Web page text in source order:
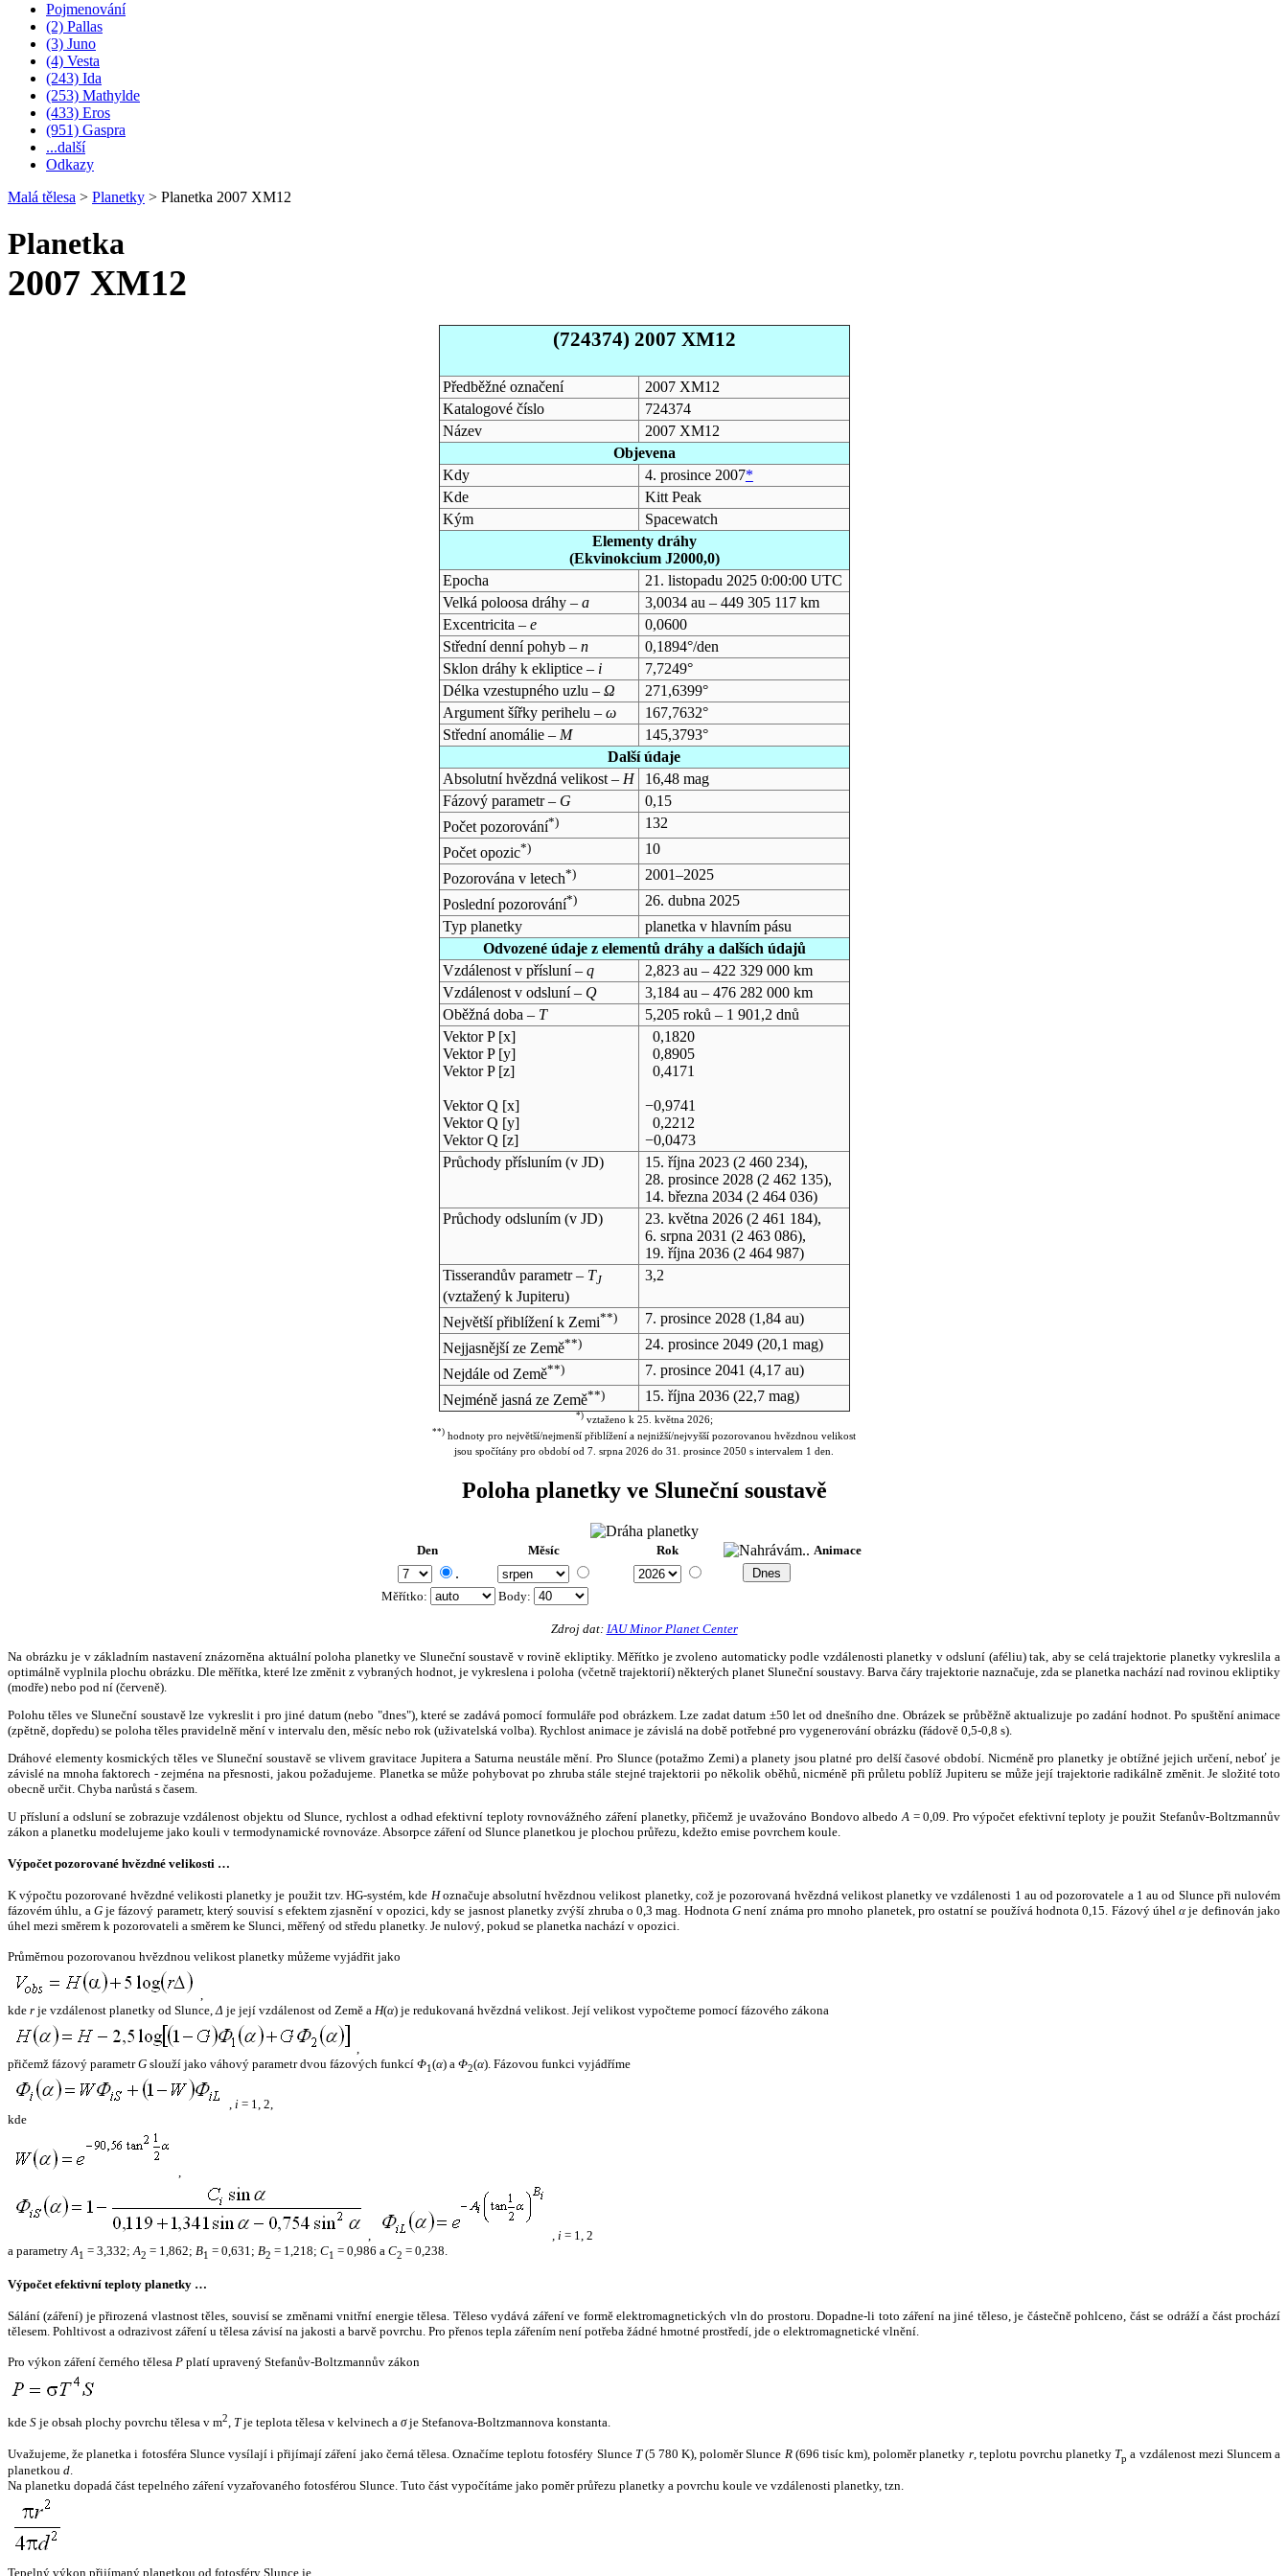
Pojmenování
(2) Pallas
(3) Juno
(4) Vesta
(243) Ida
(253) Mathylde
(433) Eros
(951) Gaspra
...další
Odkazy
Malá tělesa > Planetky > Planetka 2007 XM12
Planetka
2007 XM12
(724374) 2007 XM12
Předběžné označení
2007 XM12
Katalogové číslo
724374
Název
2007 XM12
Objevena
Kdy
4. prosince 2007*
Kde
Kitt Peak
Kým
Spacewatch
Elementy dráhy
(Ekvinokcium J2000,0)
Epocha
21. listopadu 2025 0:00:00 UTC
Velká poloosa dráhy – a
3,0034 au – 449 305 117 km
Excentricita – e
0,0600
Střední denní pohyb – n
0,1894°/den
Sklon dráhy k ekliptice – i
7,7249°
Délka vzestupného uzlu – Ω
271,6399°
Argument šířky perihelu – ω
167,7632°
Střední anomálie – M
145,3793°
Další údaje
Absolutní hvězdná velikost – H
16,48 mag
Fázový parametr – G
0,15
Počet pozorování*)
132
Počet opozic*)
10
Pozorována v letech*)
2001–2025
Poslední pozorování*)
26. dubna 2025
Typ planetky
planetka v hlavním pásu
Odvozené údaje z elementů dráhy a dalších údajů
Vzdálenost v přísluní – q
2,823 au – 422 329 000 km
Vzdálenost v odsluní – Q
3,184 au – 476 282 000 km
Oběžná doba – T
5,205 roků – 1 901,2 dnů
Vektor P [x]
Vektor P [y]
Vektor P [z]
Vektor Q [x]
Vektor Q [y]
Vektor Q [z]
0,1820
0,8905
0,4171
−0,9741
0,2212
−0,0473
Průchody přísluním (v JD) 15. října 2023(2 460 234),
28. prosince 2028(2 462 135),
14. března 2034(2 464 036)
Průchody odsluním (v JD) 23. května 2026(2 461 184),
6. srpna 2031 (2 463 086),
19. října 2036(2 464 987)
Tisserandův parametr – TJ
(vztažený k Jupiteru)
3,2
Největší přiblížení k Zemi**) 7. prosince 2028(1,84 au)
Nejjasnější ze Země**) 24. prosince 2049(20,1 mag)
Nejdále od Země**) 7. prosince 2041 (4,17 au)
Nejméně jasná ze Země**) 15. října 2036(22,7 mag)
*)vztaženo k 25. května 2026;
**) hodnoty pro největší/nejmenší přiblížení a nejnižší/nejvyšší pozorovanou hvězdnou velikost
jsou spočítány pro období od 7. srpna 2026 do 31. prosince 2050 s intervalem 1 den.
Poloha planetky ve Sluneční soustavě
Den Měsíc Rok Animace
.
Měřítko: Body:
Zdroj dat: IAU Minor Planet Center
Na obrázku je v základním nastavení znázorněna aktuální poloha planetky ve Sluneční soustavě v rovině ekliptiky. Měřítko je zvoleno automaticky podle vzdálenosti planetky v odsluní (aféliu) tak, aby se celá trajektorie planetky vykreslila a
optimálně vyplnila plochu obrázku. Dle měřítka, které lze změnit z vybraných hodnot, je vykreslena i poloha (včetně trajektorií) některých planet Sluneční soustavy. Barva čáry trajektorie naznačuje, zda se planetka nachází nad rovinou ekliptiky
(modře) nebo pod ní (červeně).
Polohu těles ve Sluneční soustavě lze vykreslit i pro jiné datum (nebo "dnes"), které se zadává pomocí formuláře pod obrázkem. Lze zadat datum ±50 let od dnešního dne. Obrázek se průběžně aktualizuje po zadání hodnot. Po spuštění animace
(zpětně, dopředu) se poloha těles pravidelně mění v intervalu den, měsíc nebo rok (uživatelská volba). Rychlost animace je závislá na době potřebné pro vygenerování obrázku (řádově 0,5-0,8 s).
Dráhové elementy kosmických těles ve Sluneční soustavě se vlivem gravitace Jupitera a Saturna neustále mění. Pro Slunce (potažmo Zemi) a planety jsou platné pro delší časové období. Nicméně pro planetky je obtížné jejich určení, neboť je
závislé na mnoha faktorech - zejména na přesnosti, jakou požadujeme. Planetka se může pohybovat po zhruba stále stejné trajektorii po několik oběhů, nicméně při průletu poblíž Jupiteru se může její trajektorie radikálně změnit. Je složité toto
obecně určit. Chyba narůstá s časem.
U přísluní a odsluní se zobrazuje vzdálenost objektu od Slunce, rychlost a odhad efektivní teploty rovnovážného záření planetky, přičemž je uvažováno Bondovo albedo A = 0,09. Pro výpočet efektivní teploty je použit Stefanův-Boltzmannův
zákon a planetku modelujeme jako kouli v termodynamické rovnováze. Absorpce záření od Slunce planetkou je plochou průřezu, kdežto emise povrchem koule.
Výpočet pozorované hvězdné velikosti …
K výpočtu pozorované hvězdné velikosti planetky je použit tzv. HG-systém, kde Hoznačuje absolutní hvězdnou velikost planetky, což je pozorovaná hvězdná velikost planetky ve vzdálenosti 1 au od pozorovatele a 1 au od Slunce při nulovém
fázovém úhlu, a Gje fázový parametr, který souvisí s efektem zjasnění v opozici, kdy se jasnost planetky zvýší zhruba o 0,3 mag. HodnotaG není známa pro mnoho planetek, pro ostatní se používá hodnota 0,15. Fázový úhelα je definován jako
úhel mezi směrem k pozorovateli a směrem ke Slunci, měřený od středu planetky. Je nulový, pokud se planetka nachází v opozici.
Průměrnou pozorovanou hvězdnou velikost planetky můžeme vyjádřit jako
,
kde r je vzdálenost planetky od Slunce,Δ je její vzdálenost od Země a H(α) je redukovaná hvězdná velikost. Její velikost vypočteme pomocí fázového zákona
,
přičemž fázový parametrG slouží jako váhový parametr dvou fázových funkcí Φ1(α) a Φ2(α). Fázovou funkci vyjádříme
, i = 1, 2,
kde
,
, , i = 1, 2
a parametryA1 = 3,332;A2 = 1,862; B1 = 0,631; B2 = 1,218; C1 = 0,986 a C2 = 0,238.
Výpočet efektivní teploty planetky …
Sálání (záření) je přirozená vlastnost těles, souvisí se změnami vnitřní energie tělesa. Těleso vydává záření ve formě elektromagnetických vln do prostoru. Dopadne-li toto záření na jiné těleso, je částečně pohlceno, část se odráží a část prochází
tělesem. Pohltivost a odrazivost záření u tělesa závisí na jakosti a barvě povrchu. Pro přenos tepla zářením není potřeba žádné hmotné prostředí, jde o elektromagnetické vlnění.
Pro výkon záření černého tělesa P platí upravený Stefanův-Boltzmannův zákon
kde S je obsah plochy povrchu tělesa v m2, Tje teplota tělesa v kelvinech a σje Stefanova-Boltzmannova konstanta.
Uvažujeme, že planetka i fotosféra Slunce vysílají i přijímají záření jako černá tělesa. Označíme teplotu fotosféry Slunce T(5 780 K), poloměr Slunce R(696 tisíc km), poloměr planetky r, teplotu povrchu planetky Tp a vzdálenost mezi Sluncem a
planetkou d.
Na planetku dopadá část tepelného záření vyzařovaného fotosférou Slunce. Tuto část vypočítáme jako poměr průřezu planetky a povrchu koule ve vzdálenosti planetky, tzn.
Tepelný výkon přijímaný planetkou od fotosféry Slunce je